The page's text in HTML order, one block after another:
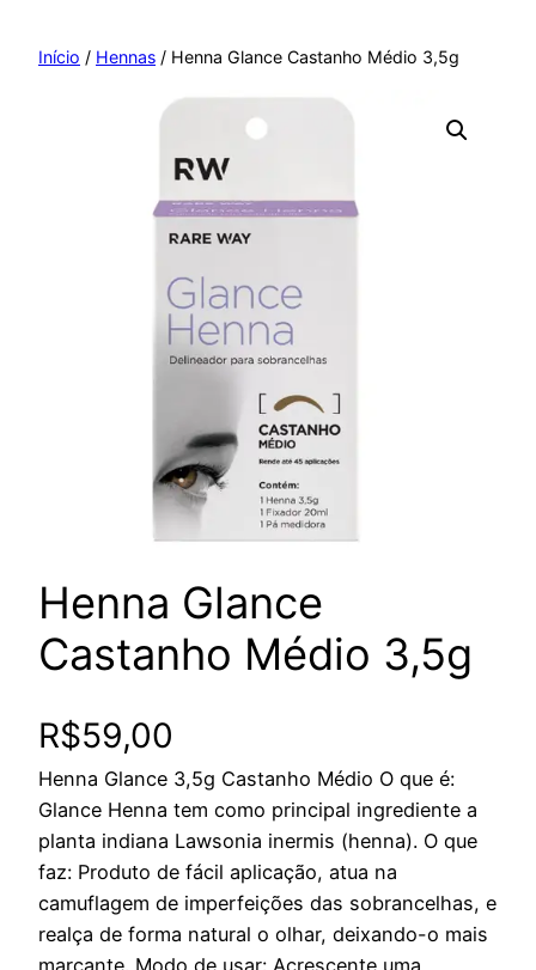
paraInício / Hennas / Henna Glance Castanho Médio 3,5g
Henna Glance
Castanho Médio 3,5g
R$59,00
Henna Glance 3,5g Castanho Médio O que é:
Glance Henna tem como principal ingrediente a
planta indiana Lawsonia inermis (henna). O que
faz: Produto de fácil aplicação, atua na
camuflagem de imperfeições das sobrancelhas, e
realça de forma natural o olhar, deixando-o mais